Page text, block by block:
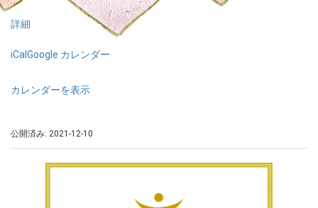
詳細
iCal Google カレンダー
カレンダーを表示
公開済み: 2021-12-10